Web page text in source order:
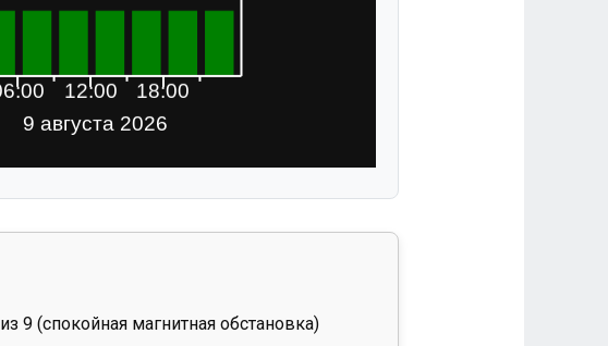
из 9 (спокойная магнитная обстановка)